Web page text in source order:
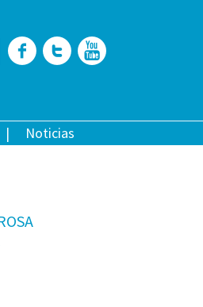
Facebook
Twitter
Noticias